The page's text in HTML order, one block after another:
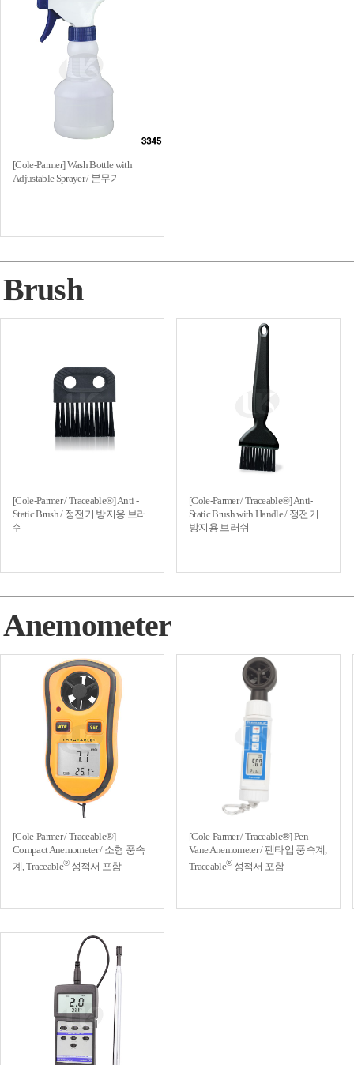
[Cole-Parmer] Wash Bottle with
Adjustable Sprayer / 분무기
Brush
[Cole-Parmer / Traceable®] Anti -
Static Brush / 정전기 방지용 브러
쉬
[Cole-Parmer / Traceable®] Anti-
Static Brush with Handle / 정전기
방지용 브러쉬
Anemometer
[Cole-Parmer / Traceable®]
Compact Anemometer / 소형 풍속
계, Traceable®성적서 포함
[Cole-Parmer / Traceable®] Pen -
Vane Anemometer / 펜타입 풍속계,
Traceable®성적서 포함